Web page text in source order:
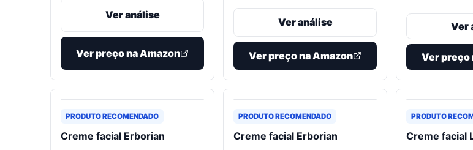
Ver análise
Ver preço na Amazon
Ver análise
Ver preço na Amazon
Ver
Ver preço
PRODUTO RECOMENDADO
Creme facial Erborian
PRODUTO RECOMENDADO
Creme facial Erborian
PRODUTO
Creme facial